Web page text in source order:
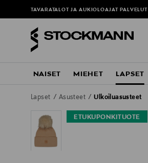
TAVARATALOT JA AUKIOLOAJAT PALVELUT
NAISET MIEHET LAPSET
Lapset Asusteet Ulkoiluasusteet
ETUKUPONKITUOTE